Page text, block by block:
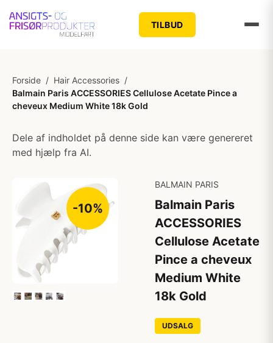
TILBUD
Forside / Hair Accessories /
Balmain Paris ACCESSORIES Cellulose Acetate Pince a
cheveux Medium White 18k Gold
Dele af indholdet på denne side kan være genereret
med hjælp fra AI.
-10%
BALMAIN PARIS
Balmain Paris
ACCESSORIES
Cellulose Acetate
Pince a cheveux
Medium White
18k Gold
UDSALG